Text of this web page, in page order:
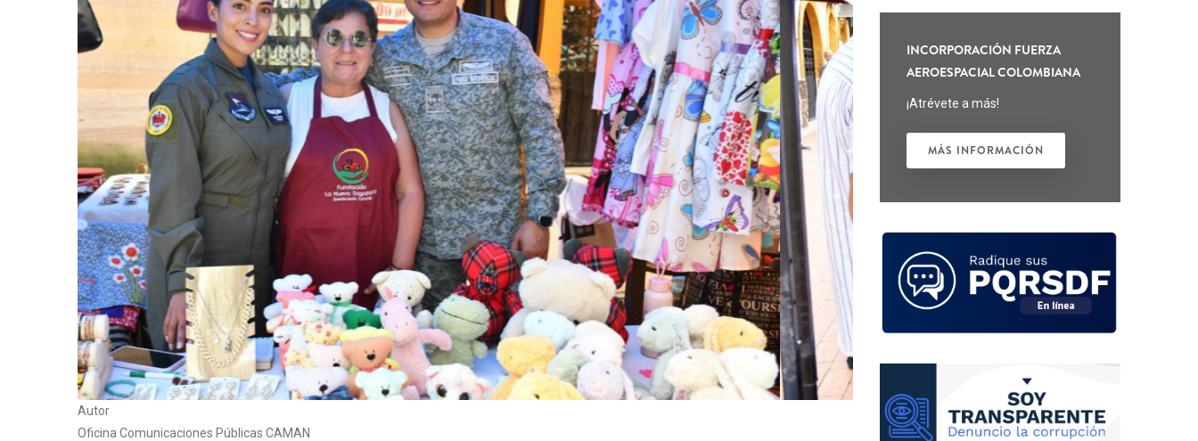
Autor
Oficina Comunicaciones Públicas CAMAN
INCORPORACIÓN FUERZA
AEROESPACIAL COLOMBIANA
¡Atrévete a más!
MÁS INFORMACIÓN